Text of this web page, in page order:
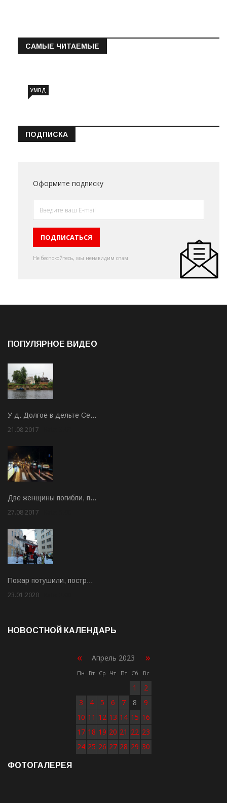
САМЫЕ ЧИТАЕМЫЕ
УМВД
ПОДПИСКА
Оформите подписку
Не беспокойтесь, мы ненавидим спам
ПОПУЛЯРНОЕ ВИДЕО
У д. Долгое в дельте Се…
21.08.2017
Две женщины погибли, п…
27.08.2017
Пожар потушили, постр…
23.01.2020
НОВОСТНОЙ КАЛЕНДАРЬ
« Апрель 2023 »
Пн Вт Ср Чт Пт Сб Вс
1
2
3
4 5 6 7 8
9
10 11 12 13 14 15 16
17 18 19 20 21 22 23
24 25 26 27 28 29 30
ФОТОГАЛЕРЕЯ